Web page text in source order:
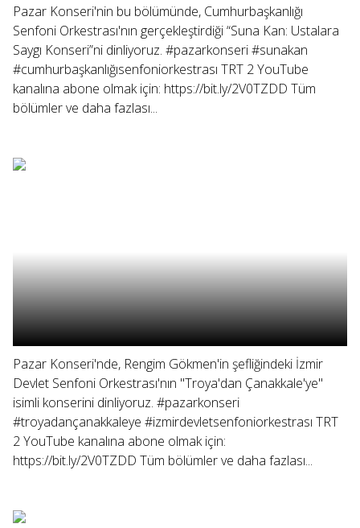
Pazar Konseri'nin bu bölümünde, Cumhurbaşkanlığı
Senfoni Orkestrası'nın gerçekleştirdiği “Suna Kan: Ustalara
Saygı Konseri”ni dinliyoruz. #pazarkonseri #sunakan
#cumhurbaşkanlığısenfoniorkestrası TRT 2 YouTube
kanalına abone olmak için: https://bit.ly/2V0TZDD Tüm
bölümler ve daha fazlası...
Pazar Konseri'nde, Rengim Gökmen'in şefliğindeki İzmir
Devlet Senfoni Orkestrası'nın "Troya'dan Çanakkale'ye"
isimli konserini dinliyoruz. #pazarkonseri
#troyadançanakkaleye #izmirdevletsenfoniorkestrası TRT
2 YouTube kanalına abone olmak için:
https://bit.ly/2V0TZDD Tüm bölümler ve daha fazlası...